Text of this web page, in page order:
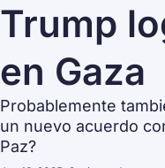
Trump
en Gaza
Probablemente
un nuevo acuerdo
Paz?